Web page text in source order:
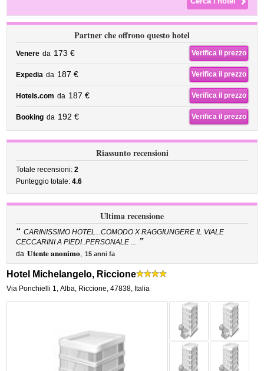
Partner che offrono questo hotel
Venere da 173 € Verifica il prezzo
Expedia da 187 € Verifica il prezzo
Hotels.com da 187 € Verifica il prezzo
Booking da 192 € Verifica il prezzo
Riassunto recensioni
Totale recensioni:2
Punteggio totale:4.6
Ultima recensione
“ CARINISSIMO HOTEL...COMODO X RAGGIUNGERE IL VIALE
CECCARINI A PIEDI..PERSONALE ... ”
da Utente anonimo, 15 anni fa
Hotel Michelangelo, Riccione
Via Ponchielli 1,Alba, Riccione,47838, Italia